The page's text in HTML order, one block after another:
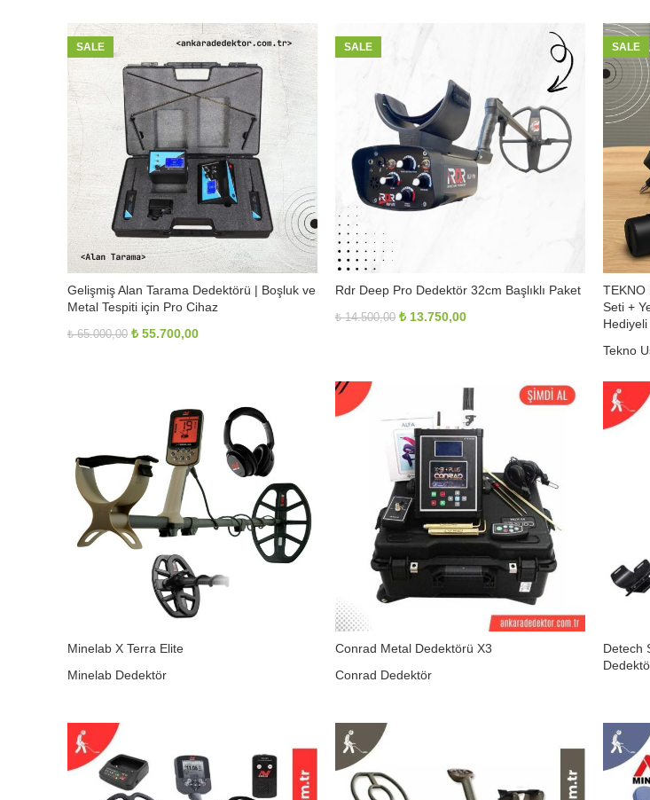
SALE
Gelişmiş Alan Tarama Dedektörü | Boşluk ve
Metal Tespiti için Pro Cihaz
₺65.000,00 Orijinal
₺ 55.700,00Şu
₺ 55.700,00.
SALE
Rdr Deep Pro Dedektör 32cm Başlıklı Paket
₺14.500,00 Orijinal
₺ 13.750,00Şu
₺ 13.750,00.
SALE
TEKNO
Seti +
Hediyeli
Tekno
Minelab X Terra Elite
Minelab Dedektör
Conrad Metal Dedektörü X3
Conrad Dedektör
Detech